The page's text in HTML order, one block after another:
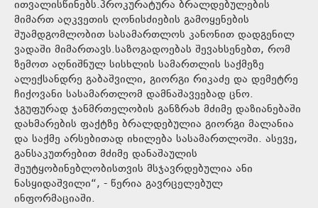
ითვალისწინებს.პროკურატურა ბრალდებულების
მიმართ აღკვეთის ღონისძიების გამოყენების
შუამდგომლობით სასამართლოს კანონით დადგენილ
ვადაში მიმართავს.საზოგადოებას შევახსენებთ, რომ
ზემოთ აღნიშნულ სისხლის სამართლის საქმეზე
ალექსანდრე გაბაშვილი, გიორგი რიკაძე და დემეტრე
ჩიქოვანი სასამართლომ დამნაშავეებად ცნო.
ჯგუფურად ჯანმრთელობის განზრახ მძიმე დაზიანებაში
დახმარების ფაქტზე ბრალდებულია გიორგი მალანია
და საქმე არსებითად იხილება სასამართლოში. ასევე,
განსაკუთრებით მძიმე დანაშაულის
შეუტყობინებლობისთვის მსჯავრდებულია ანი
ნასყიდაშვილი“, - წერია გავრცელებულ
ინფორმაციაში.